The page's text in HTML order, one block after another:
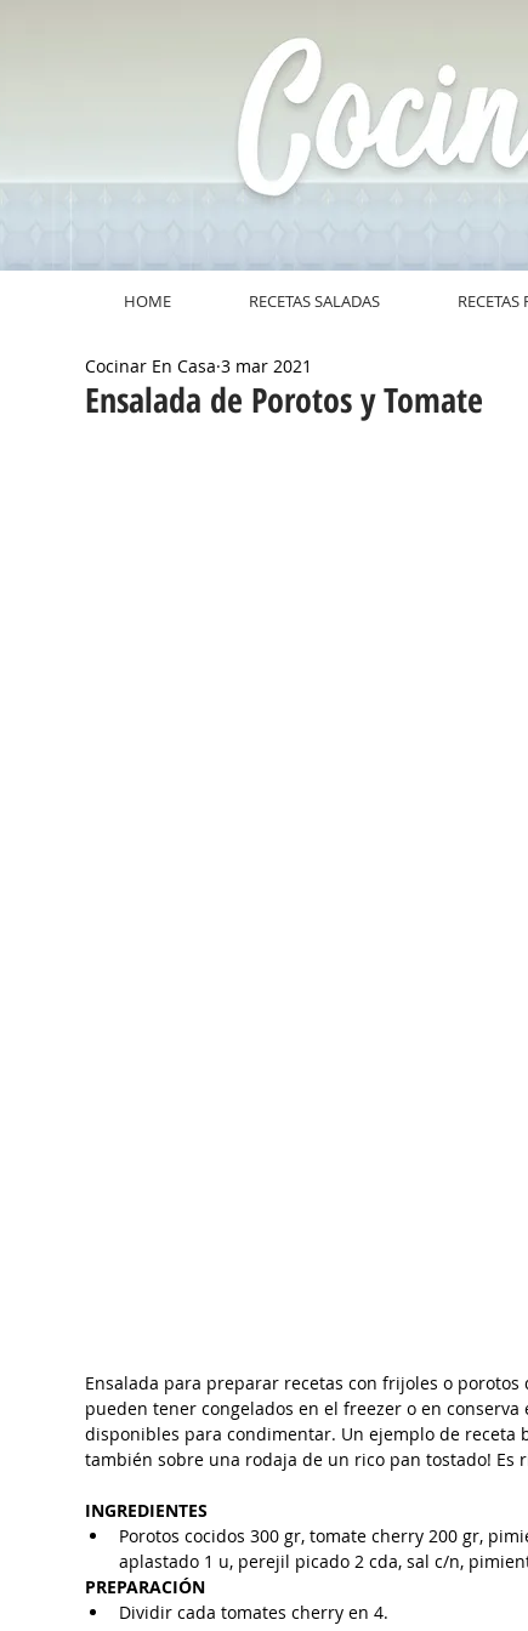
HOME RECETAS SALADAS RECETAS
Ensalada de Porotos y Tomate
Cocinar En Casa 3 mar 2021
Ensalada para preparar recetas con frijoles o
pueden tener congelados en el freezer o en
disponibles para condimentar. Un ejemplo de receta
también sobre una rodaja de un rico pan tostado! Es
INGREDIENTES
Porotos cocidos 300 gr, tomate cherry 200 gr,
aplastado 1 u, perejil picado 2 cda, sal c/n,
PREPARACIÓN
Dividir cada tomates cherry en 4.